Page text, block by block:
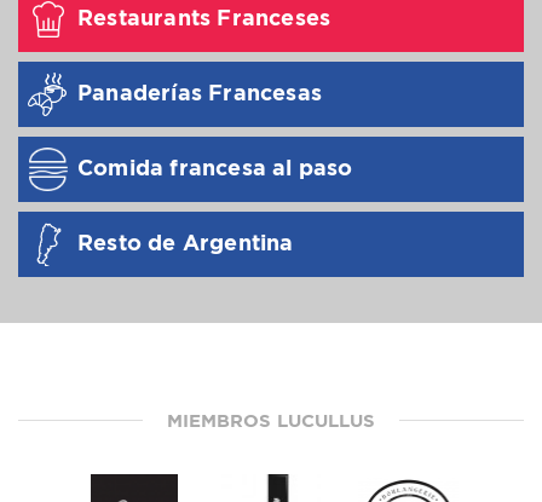
Restaurants Franceses
Panaderías Francesas
Comida francesa al paso
Resto de Argentina
MIEMBROS LUCULLUS